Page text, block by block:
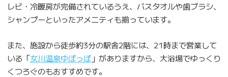
レビ・冷暖房が完備されているうえ、バスタオルや歯ブラシ、
シャンプーといったアメニティも揃っています。
また、施設から徒歩約3分の駅舎2階には、21時まで営業して
いる「女川温泉ゆぽっぽ」がありますから、大浴場でゆっくり
くつろぐのもおすすめです。